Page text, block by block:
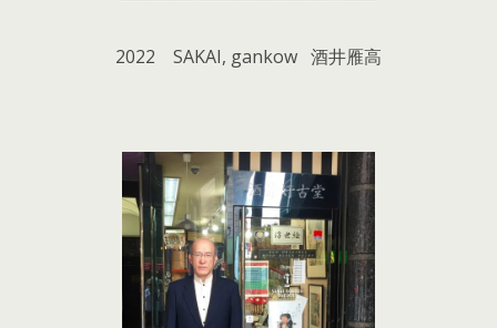
2022 SAKAI, gankow 酒井雁高